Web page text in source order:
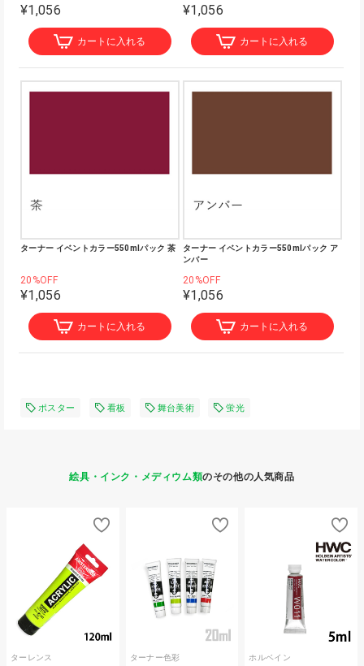
¥1,056
カートに入れる
¥1,056
カートに入れる
ターナー イベントカラー550mlパック 茶
20%OFF
¥1,056
カートに入れる
ターナー イベントカラー550mlパック ア
ンバー
20%OFF
¥1,056
カートに入れる
ポスター 看板 舞台美術 蛍光
絵具・インク・メディウム類のその他の人気商品
ターレンス
ターナー色彩
ホルベイン